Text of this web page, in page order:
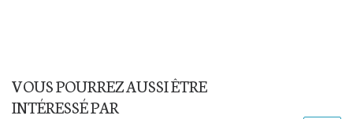
VOUS POURREZ AUSSI ÊTRE
INTÉRESSÉ PAR